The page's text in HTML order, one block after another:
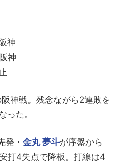
神
神
神戦。残念ながら2連敗を
った。
発・ 金丸 夢斗が序盤から
打4失点で降板。打線は4